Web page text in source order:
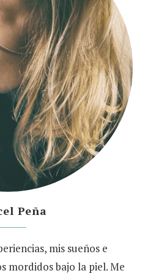
Peña
mis sueños e
mordidos bajo la piel. Me